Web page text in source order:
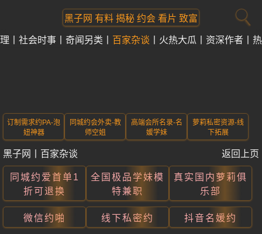
黑子网 有料 揭秘 约会 看片 致富
社会时事 奇闻另类 百家杂谈 火热大瓜 资深作者
订制需求约PA-泡
妞神器
同城约会外卖-教
师空姐
高端会所名录-名
媛学妹
萝莉私密资源-线
下拓展
黑子网 百家杂谈 返回上页
同城约爱首单1
折可退换
全国极品学妹模
特兼职
真实国内萝莉俱
乐部
微信约啪 线下私密约 抖音名媛约